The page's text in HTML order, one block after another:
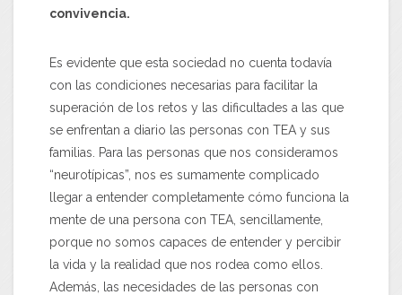
convivencia.
Es evidente que esta sociedad no cuenta todavía
con las condiciones necesarias para facilitar la
superación de los retos y las dificultades a las que
se enfrentan a diario las personas con TEA y sus
familias. Para las personas que nos consideramos
“neurotípicas”, nos es sumamente complicado
llegar a entender completamente cómo funciona la
mente de una persona con TEA, sencillamente,
porque no somos capaces de entender y percibir
la vida y la realidad que nos rodea como ellos.
Además, las necesidades de las personas con